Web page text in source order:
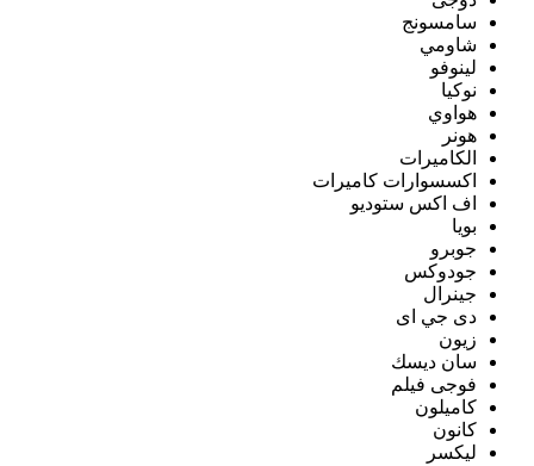
سامسونج
شاومي
لينوفو
نوكيا
هواوي
هونر
الكاميرات
اكسسوارات كاميرات
اف اكس ستوديو
بويا
جوبرو
جودوكس
جينرال
دى جي اى
زيون
سان ديسك
فوجى فيلم
كاميلون
كانون
ليكسر